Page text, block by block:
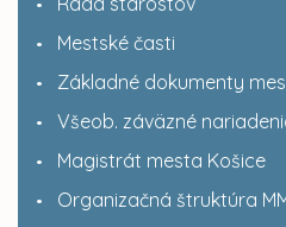
Mestské časti
Základné dokumenty
Všeob. záväzné
Magistrát mesta Košice
Organizačná štruktúra